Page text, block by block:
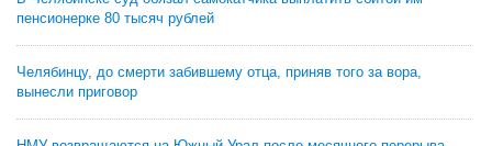
пенсионерке 80 тысяч рублей
Челябинцу, до смерти забившему отца, приняв того за вора,
вынесли приговор